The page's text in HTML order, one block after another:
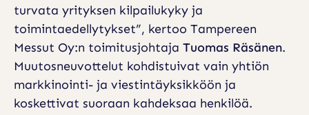
A
M
A
R
K
turvata yrityksen kilpailukyky ja
toimintaedellytykset”, kertoo Tampereen
Messut Oy:n toimitusjohtaja Tuomas Räsänen.
Muutosneuvottelut kohdistuivat vain yhtiön
markkinointi- ja viestintäyksikköön ja
koskettivat suoraan kahdeksaa henkilöä.